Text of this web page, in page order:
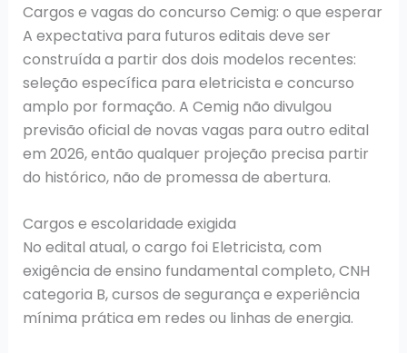
Cargos e vagas do concurso Cemig: o que esperar
A expectativa para futuros editais deve ser
construída a partir dos dois modelos recentes:
seleção específica para eletricista e concurso
amplo por formação. A Cemig não divulgou
previsão oficial de novas vagas para outro edital
em 2026, então qualquer projeção precisa partir
do histórico, não de promessa de abertura.
Cargos e escolaridade exigida
No edital atual, o cargo foi Eletricista, com
exigência de ensino fundamental completo, CNH
categoria B, cursos de segurança e experiência
mínima prática em redes ou linhas de energia.